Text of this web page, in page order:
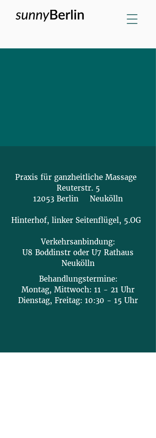
Praxis für ganzheitliche Massage
Reuterstr. 5
12053 Berlin Neukölln
Hinterhof, linker Seitenflügel, 5.OG
Verkehrsanbindung:
U8 Boddinstr oder U7 Rathaus
Neukölln
Behandlungstermine:
Montag, Mittwoch: 11 - 21 Uhr
Dienstag, Freitag: 10:30 - 15 Uhr